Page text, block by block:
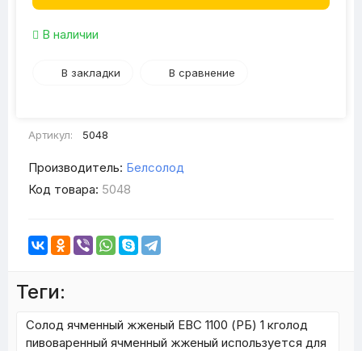
В наличии
В закладки В сравнение
Артикул: 5048
Производитель: Белсолод
Код товара: 5048
Теги:
Солод ячменный жженый EBC 1100 (РБ) 1 кголод
пивоваренный ячменный жженый используется для